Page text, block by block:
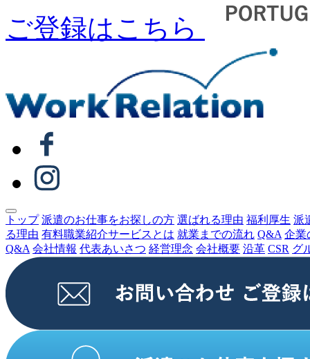
ご登録はこちら
トップ 派遣のお仕事をお探しの⽅ 選ばれる理由 福利厚生 派
る理由 有料職業紹介サービスとは 就業までの流れ Q&A 企業
Q&A 会社情報 代表あいさつ 経営理念 会社概要 沿⾰ CSR グ